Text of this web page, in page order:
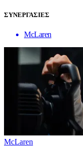
ΣΥΝΕΡΓΑΣΙΕΣ
McLaren
McLaren